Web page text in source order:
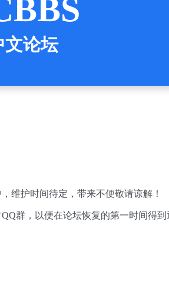
文论坛
维护时间待定，带来不便敬请谅解！
群，以便在论坛恢复的第一时间得到